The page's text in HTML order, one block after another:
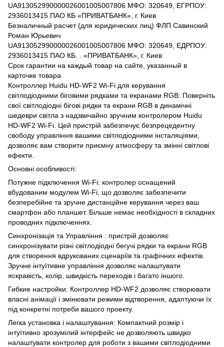
UA913052990000026001005007806 МФО: 320649, ЕГРПОУ:
2936013415 ПАО КБ «ПРИВАТБАНК», г. Киев
Безналичный расчет (для юридических лиц) ФЛП Савинский
Роман Юрьевич
UA913052990000026001005007806 МФО: 320649, ЕДРПОУ:
2936013415 ПАО КБ. . «ПРИВАТБАНК», г. Киев
Срок гарантии на каждый товар на сайте, указанный в
карточке товара
Контроллер Huidu HD-WF2 Wi-Fi для керування
світлодіодними біговими рядками та екранами RGB: Поверніть
свої світлодіодні бігові рядки та екрани RGB в динамічні
шедеври світла з надзвичайно зручним контролером Huidu
HD-WF2 Wi-Fi. Цей пристрій забезпечує безпрецедентну
свободу управління вашими світлодіодними інсталяціями,
дозволяє вам створити приємну атмосферу та змінні світлові
ефекти.
Основні особливості:
Потужне підключення Wi-Fi: контролер оснащений
вбудованим модулем Wi-Fi, що дозволяє забезпечити
безперебійне та зручне дистанційне керування через ваш
смартфон або планшет. Більше немає необхідності в складних
проводних підключеннях.
Синхронізація та Управління : пристрій дозволяє
синхронізувати різні світлодіодні бегучі рядки та екрани RGB
для створення вдрукованих сценаріїв та графічних ефектів.
Зручне інтуїтивне управління дозволяє налаштувати
яскравість, колір, швидкість переходів і багато іншого.
Гибкие настройки: Контроллер HD-WF2 дозволяє створювати
власні анімації і змінювати режими відтворення, адаптуючи їх
під конкретні потреби вашого проекту.
Легка установка і налаштування: Компактний розмір і
інтуїтивно зрозумілий інтерфейс не дозволяють швидко
налаштувати контролер для роботи з вашими світлодіодними